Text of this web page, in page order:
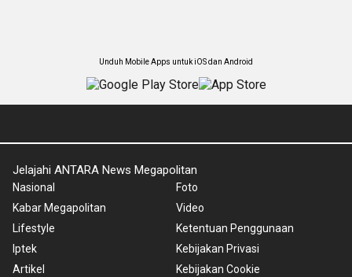
Unduh Mobile Apps untuk iOS dan Android
Jelajahi ANTARA News Megapolitan
Nasional
Kabar Megapolitan
Lifestyle
Iptek
Artikel
Foto
Video
Ketentuan Penggunaan
Kebijakan Privasi
Kebijakan Cookie